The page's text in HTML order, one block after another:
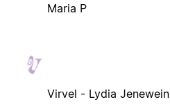
Maria P
Virvel - Lydia Jenewein